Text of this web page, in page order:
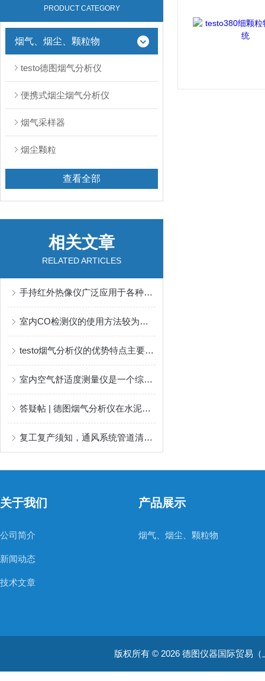
PRODUCT CATEGORY
烟气、烟尘、颗粒物
testo德图烟气分析仪
便携式烟尘烟气分析仪
烟气采样器
烟尘颗粒
查看全部
相关文章
RELATED ARTICLES
手持红外热像仪广泛应用于各种温度测量和热分析场景中
室内CO检测仪的使用方法较为简便
testo烟气分析仪的优势特点主要体现在这些方面
室内空气舒适度测量仪是一个综合评估室内环境质量的仪器
答疑帖 | 德图烟气分析仪在水泥行业的重点问题大汇总
复工复产须知，通风系统管道清洁也需到位
关于我们
公司简介
新闻动态
技术文章
产品展示
烟气、烟尘、颗粒物
版权所有 © 2026 德图仪器国际贸易